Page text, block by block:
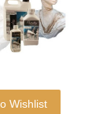
Wishlist